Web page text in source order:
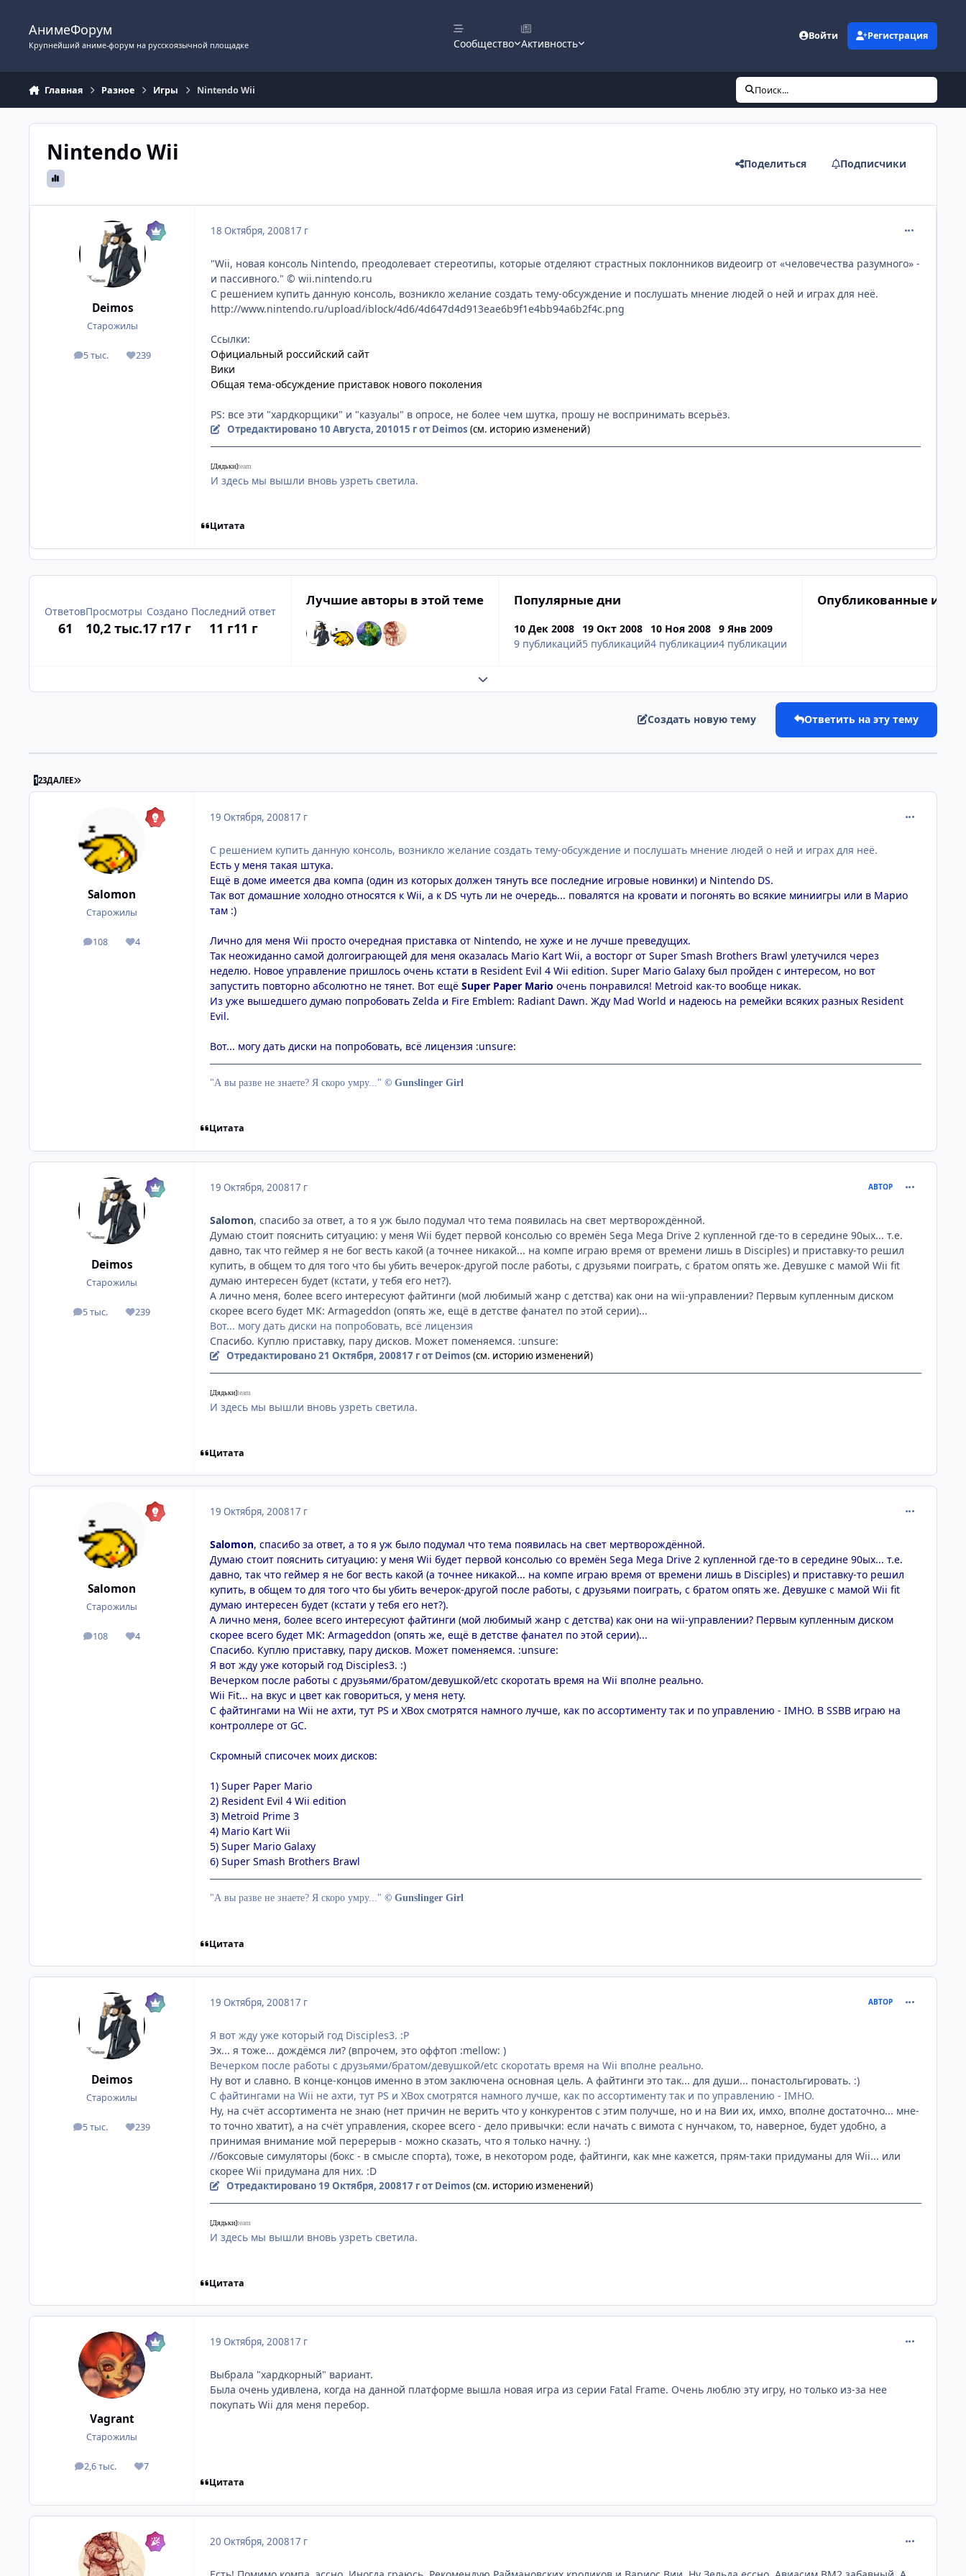
АнимеФорум
Крупнейший аниме-форум на русскоязычной площадке Сообщество Активность
Войти Регистрация
Главная Разное Игры Nintendo Wii Поиск...
Nintendo Wii Поделиться Подписчики
Deimos
Старожилы
5 тыс.
посты 239
Репутация
18 Октября, 200817 г
"Wii, новая консоль Nintendo, преодолевает стереотипы, которые отделяют страстных поклонников видеоигр от «человечества разумного» -
и пассивного." © wii.nintendo.ru
С решением купить данную консоль, возникло желание создать тему-обсуждение и послушать мнение людей о ней и играх для неё.
http://www.nintendo.ru/upload/iblock/4d6/4d647d4d913eae6b9f1e4bb94a6b2f4c.png
Ссылки:
Официальный российский сайт
Вики
Общая тема-обсуждение приставок нового поколения
PS: все эти "хардкорщики" и "казуалы" в опросе, не более чем шутка, прошу не воспринимать всерьёз.
Отредактировано 10 Августа, 201015 гот Deimos (см. историю изменений)
[Дядьки]team
И здесь мы вышли вновь узреть светила.
Цитата
Ответов
61
Просмотры
10,2 тыс.
Создано
17 г17 г
Последний ответ
11 г11 г
Лучшие авторы в этой теме Популярные дни
10 Дек 2008
9 публикаций
19 Окт 2008
5 публикаций
10 Ноя 2008
4 публикации
9 Янв 2009
4 публикации
Опубликованные
Развернуть обзор темы
Создать новую тему Ответить на эту тему
123ДАЛЕЕ ПОСЛЕДНЯЯ СТРАНИЦА
Salomon
Старожилы
108
посты 4
Репутация
19 Октября, 200817 г
С решением купить данную консоль, возникло желание создать тему-обсуждение и послушать мнение людей о ней и играх для неё.
Есть у меня такая штука.
Ещё в доме имеется два компа (один из которых должен тянуть все последние игровые новинки) и Nintendo DS.
Так вот домашние холодно относятся к Wii, а к DS чуть ли не очередь... повалятся на кровати и погонять во всякие миниигры или в Марио
там :)
Лично для меня Wii просто очередная приставка от Nintendo, не хуже и не лучше преведущих.
Так неожиданно самой долгоиграющей для меня оказалась Mario Kart Wii, а восторг от Super Smash Brothers Brawl улетучился через
неделю. Новое управление пришлось очень кстати в Resident Evil 4 Wii edition. Super Mario Galaxy был пройден с интересом, но вот
запустить повторно абсолютно не тянет. Вот ещё Super Paper Mario очень понравился! Metroid как-то вообще никак.
Из уже вышедшего думаю попробовать Zelda и Fire Emblem: Radiant Dawn. Жду Mad World и надеюсь на ремейки всяких разных Resident
Evil.
Вот... могу дать диски на попробовать, всё лицензия :unsure:
"А вы разве не знаете? Я скоро умру..." © Gunslinger Girl
Цитата
Deimos
Старожилы
5 тыс.
посты 239
Репутация
19 Октября, 200817 г АВТОР
Salomon, спасибо за ответ, а то я уж было подумал что тема появилась на свет мертворождённой.
Думаю стоит пояснить ситуацию: у меня Wii будет первой консолью со времён Sega Mega Drive 2 купленной где-то в середине 90ых... т.е.
давно, так что геймер я не бог весть какой (а точнее никакой... на компе играю время от времени лишь в Disciples) и приставку-то решил
купить, в общем то для того что бы убить вечерок-другой после работы, с друзьями поиграть, с братом опять же. Девушке с мамой Wii fit
думаю интересен будет (кстати, у тебя его нет?).
А лично меня, более всего интересуют файтинги (мой любимый жанр с детства) как они на wii-управлении? Первым купленным диском
скорее всего будет MK: Armageddon (опять же, ещё в детстве фанател по этой серии)...
Вот... могу дать диски на попробовать, всё лицензия
Спасибо. Куплю приставку, пару дисков. Может поменяемся. :unsure:
Отредактировано21 Октября, 200817 гот Deimos (см. историю изменений)
[Дядьки]team
И здесь мы вышли вновь узреть светила.
Цитата
Salomon
Старожилы
108
посты 4
Репутация
19 Октября, 200817 г
Salomon, спасибо за ответ, а то я уж было подумал что тема появилась на свет мертворождённой.
Думаю стоит пояснить ситуацию: у меня Wii будет первой консолью со времён Sega Mega Drive 2 купленной где-то в середине 90ых... т.е.
давно, так что геймер я не бог весть какой (а точнее никакой... на компе играю время от времени лишь в Disciples) и приставку-то решил
купить, в общем то для того что бы убить вечерок-другой после работы, с друзьями поиграть, с братом опять же. Девушке с мамой Wii fit
думаю интересен будет (кстати у тебя его нет?).
А лично меня, более всего интересуют файтинги (мой любимый жанр с детства) как они на wii-управлении? Первым купленным диском
скорее всего будет MK: Armageddon (опять же, ещё в детстве фанател по этой серии)...
Спасибо. Куплю приставку, пару дисков. Может поменяемся. :unsure:
Я вот жду уже который год Disciples3. :)
Вечерком после работы с друзьями/братом/девушкой/etc скоротать время на Wii вполне реально.
Wii Fit... на вкус и цвет как говориться, у меня нету.
С файтингами на Wii не ахти, тут PS и XBox смотрятся намного лучше, как по ассортименту так и по управлению - IMHO. В SSBB играю на
контроллере от GC.
Скромный списочек моих дисков:
1) Super Paper Mario
2) Resident Evil 4 Wii edition
3) Metroid Prime 3
4) Mario Kart Wii
5) Super Mario Galaxy
6) Super Smash Brothers Brawl
"А вы разве не знаете? Я скоро умру..." © Gunslinger Girl
Цитата
Deimos
Старожилы
5 тыс.
посты 239
Репутация
19 Октября, 200817 г АВТОР
Я вот жду уже который год Disciples3. :P
Эх... я тоже... дождёмся ли? (впрочем, это оффтоп :mellow: )
Вечерком после работы с друзьями/братом/девушкой/etc скоротать время на Wii вполне реально.
Ну вот и славно. В конце-концов именно в этом заключена основная цель. А файтинги это так... для души... понастольгировать. :)
С файтингами на Wii не ахти, тут PS и XBox смотрятся намного лучше, как по ассортименту так и по управлению - IMHO.
Ну, на счёт ассортимента не знаю (нет причин не верить что у конкурентов с этим получше, но и на Вии их, имхо, вполне достаточно... мне-
то точно хватит), а на счёт управления, скорее всего - дело привычки: если начать с вимота с нунчаком, то, наверное, будет удобно, а
принимая внимание мой перерерыв - можно сказать, что я только начну. :)
//боксовые симуляторы (бокс - в смысле спорта), тоже, в некотором роде, файтинги, как мне кажется, прям-таки придуманы для Wii... или
скорее Wii придумана для них. :D
Отредактировано 19 Октября, 200817 гот Deimos (см. историю изменений)
[Дядьки]team
И здесь мы вышли вновь узреть светила.
Цитата
Vagrant
Старожилы
2,6 тыс.
посты 7
Репутация
19 Октября, 200817 г
Выбрала "хардкорный" вариант.
Была очень удивлена, когда на данной платформе вышла новая игра из серии Fatal Frame. Очень люблю эту игру, но только из-за нее
покупать Wii для меня перебор.
Цитата
20 Октября, 200817 г